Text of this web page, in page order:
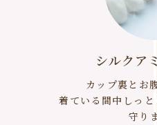
シルクア
カップ裏とお
着ている間中しっ
守り